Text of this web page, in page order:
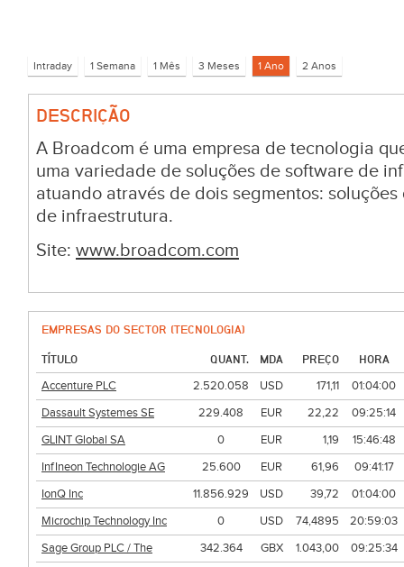
DESCRIÇÃO
A Broadcom é uma empresa de tecnologia
uma variedade de soluções de software de
atuando através de dois segmentos:
de infraestrutura.
Site: www.broadcom.com
EMPRESAS DO SECTOR (TECNOLOGIA)
TÍTULO QUANT. MDA PREÇO
HORA
Accenture PLC
2.520.058 USD 171,11
01:04:00
Dassault Systemes SE
229.408 EUR 22,22
09:25:14
GLINT Global SA
0 EUR 1,19
15:46:48
InfIneon Technologie AG
25.600 EUR 61,96
09:41:17
IonQ Inc
11.856.929 USD 39,72
01:04:00
Microchip Technology Inc
0 USD 74,4895
20:59:03
Sage Group PLC / The
342.364 GBX 1.043,00
09:25:34